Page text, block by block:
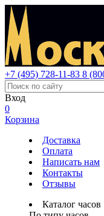
+7 (495) 728-11-83 8
Вход
0
Корзина
Доставка
Оплата
Написать нам
Контакты
Отзывы
Каталог часов